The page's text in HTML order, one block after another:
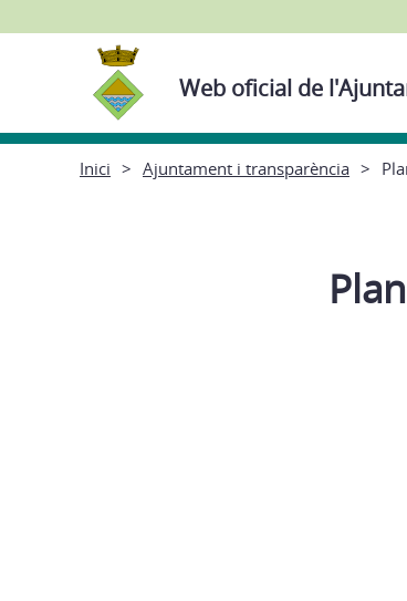
Web oficial de
Inici Ajuntament i transparència